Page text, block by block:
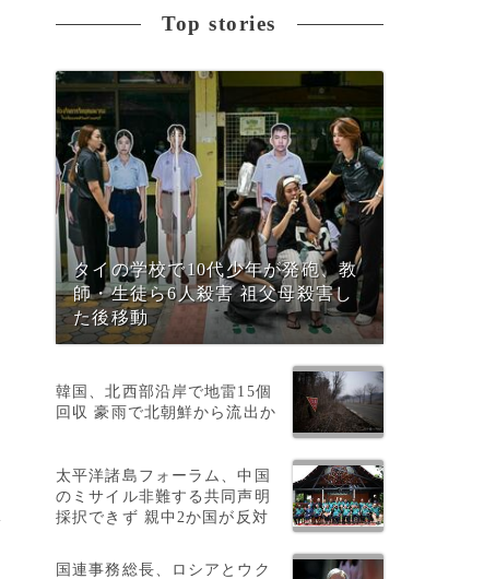
Top stories
タイの学校で10代少年が発砲、教
師・生徒ら6人殺害 祖父母殺害し
た後移動
韓国、北西部沿岸で地雷15個
回収 豪雨で北朝鮮から流出か
太平洋諸島フォーラム、中国
のミサイル非難する共同声明
採択できず 親中2か国が反対
国連事務総長、ロシアとウク